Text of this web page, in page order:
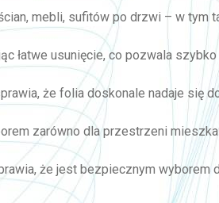
mebli, sufitów po drzwi – w tym
łatwe usunięcie, co pozwala
że folia doskonale nadaje się
zarówno dla przestrzeni
że jest bezpiecznym wyborem